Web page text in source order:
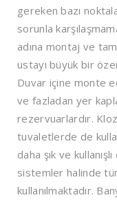
gereken bazı
sorunla
adına montaj ve
ustayı büyük bir
Duvar içine monte
ve fazladan yer
rezervuarlardır.
tuvaletlerde de
daha şık ve
sistemler halinde
kullanılmaktadır.